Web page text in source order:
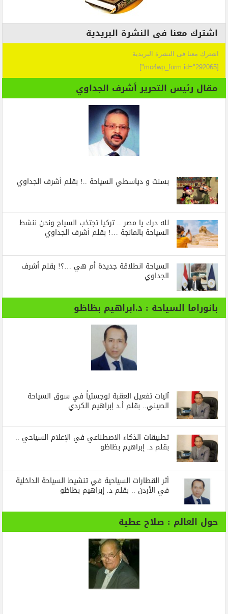
اشترك معنا فى النشرة البريدية
اشترك معنا فى النشرة البريدية
[mc4wp_form id="292065"]
مقال رئيس التحرير أشرف الجداوي
بسنت و دياسطي السياحة ..! بقلم أشرف الجداوي
لله درك يا مصر .. تركيا تجتذب السياح ونحن ننشط
السياحة بالمانجة …! بقلم أشرف الجداوي
السياحة انطلاقة جديدة أم هي …؟! بقلم أشرف
الجداوي
بانوراما السياحة : د.ابراهيم بظاظو
آليات تفعيل العقبة لوجستياً في سوق السياحة
الصيني.. بقلم أ.د إبراهيم الكردي
تطبيقات الذكاء الاصطناعي في الإعلام السياحي ..
بقلم د. إبراهيم بظاظو
أثر القطارات السياحية في تنشيط السياحة الداخلية
في الأردن .. بقلم د. إبراهيم بظاظو
حول العالم : صلاح عطية